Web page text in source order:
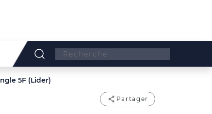
Search:
5F (Lider)
Partager